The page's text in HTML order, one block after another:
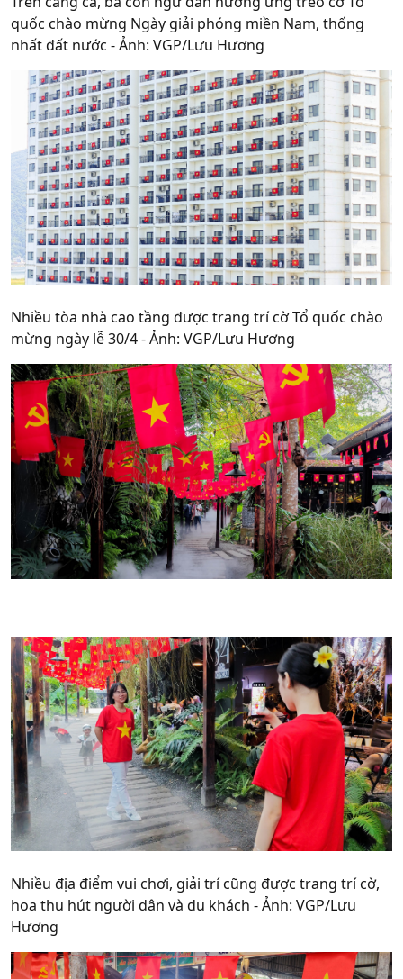
quốc chào mừng Ngày giải phóng miền Nam, thống
nhất đất nước - Ảnh: VGP/Lưu Hương
Nhiều tòa nhà cao tầng được trang trí cờ Tổ quốc chào
mừng ngày lễ 30/4 - Ảnh: VGP/Lưu Hương
Nhiều địa điểm vui chơi, giải trí cũng được trang trí cờ,
hoa thu hút người dân và du khách - Ảnh: VGP/Lưu
Hương